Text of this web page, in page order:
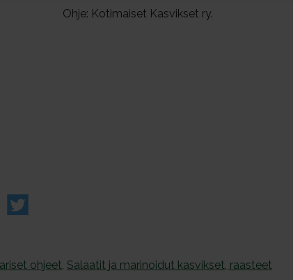
Ohje: Kotimaiset Kasvikset ry.
ohjeet Salaatit ja marinoidut kasvikset, raasteet